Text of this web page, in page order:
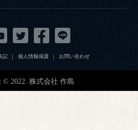
記 個人情報保護 お問い合わせ
© 2022. 株式会社 作島